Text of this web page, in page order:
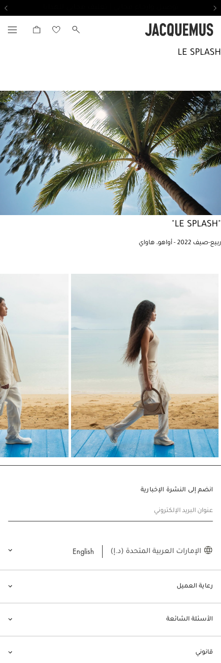
LE SPLASH
ربيع-صيف 2022 - أواهو، هاواي
رعاية العميل
الأسئلة الشائعة
قانوني
انضم إلى النشرة الإخبارية
عنوان البريد الإلكتروني
الإمارات العربية المتحدة (د.إ) English